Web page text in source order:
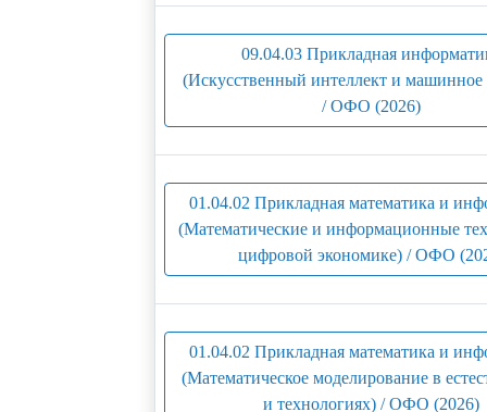
09.04.03 Прикладная
(Искусственный интеллект и машинное
/ ОФО (2026)
01.04.02 Прикладная математика и
(Математические и информационные
цифровой экономике) / ОФО
01.04.02 Прикладная математика и
(Математическое моделирование в
и технологиях) / ОФО (2026)